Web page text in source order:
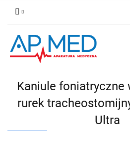
Kaniule foniatryczne
rurek
Ultra